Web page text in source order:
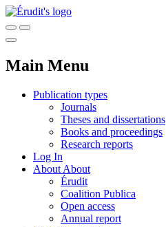
Main Menu
Publication types
Journals
Theses and dissertations
Books and proceedings
Research reports
Log In
About About
Érudit
Coalition Publica
Open access
Annual report